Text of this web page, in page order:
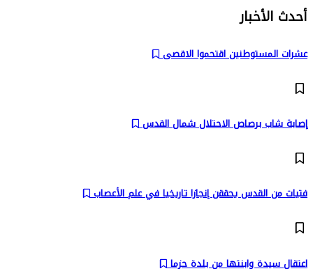
أحدث الأخبار
عشرات المستوطنين اقتحموا الاقصى
إصابة شاب برصاص الاحتلال شمال القدس
فتيات من القدس يحققن إنجازا تاريخيا في علم الأعصاب
اعتقال سيدة وابنتها من بلدة حزما